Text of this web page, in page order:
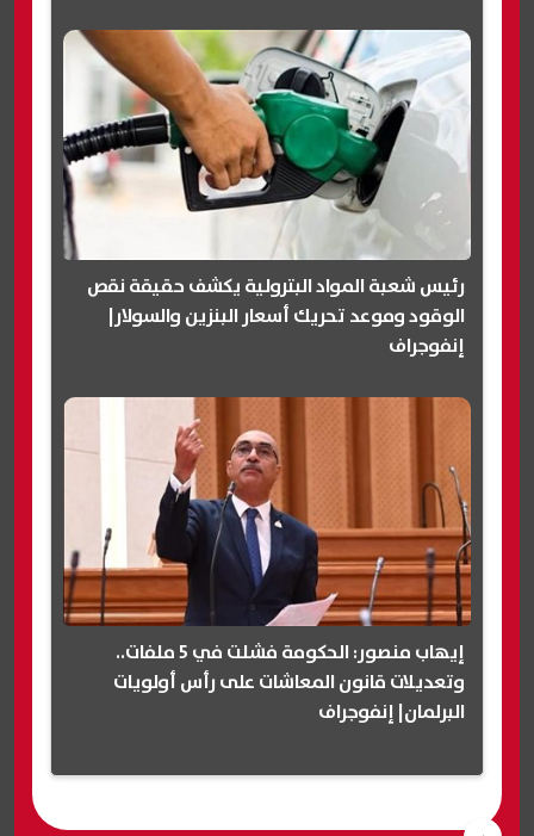
رئيس شعبة المواد البترولية يكشف حقيقة نقص
الوقود وموعد تحريك أسعار البنزين والسولار|
إنفوجراف
إيهاب منصور: الحكومة فشلت في 5 ملفات..
وتعديلات قانون المعاشات على رأس أولويات
البرلمان| إنفوجراف